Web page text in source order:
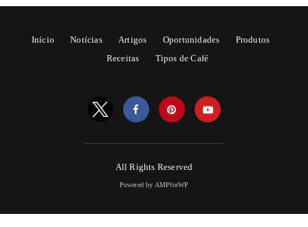
Início Notícias Artigos Oportunidades
Produtos
Receitas
Tipos de Café
All Rights Reserved
Powered by AMPforWP